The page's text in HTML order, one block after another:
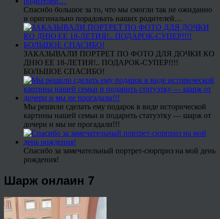
Спасибо большое за то, что мы смогли так не ожиданно
и оригинально порадовать наших родителей…
ЗАКАЗЫВАЛИ ПОРТРЕТ ПО ФОТО ДЛЯ ДОЧКИ КО
ДНЮ ЕЕ 18-ЛЕТИЯ!.. ПОДАРОК-СУПЕР!!!!
БОЛЬШОЕ СПАСИБО!
Мы решили сделать ему подарок в виде исторической
картины нашей семьи и подарить статуэтку — шарж от
дочери и мы не прогадали!!!
Спасибо за замечательный портрет-сюрприз на мой день
рождения!
Шарж онлаин 7